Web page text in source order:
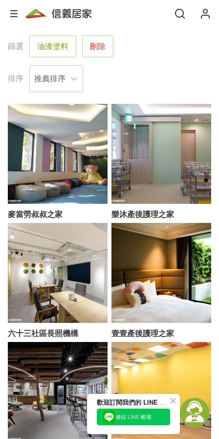
篩選 油漆塗料 刪除
排序
麥當勞叔叔之家 樂沐產後護理之家
六十三社區長照機構 壹壹產後護理之家
歡迎訂閱我們的 LINE 官方帳號
連結 LINE 帳號